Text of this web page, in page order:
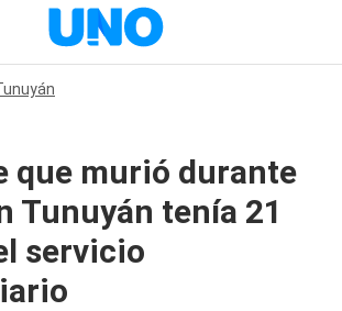
que murió durante
Tunuyán tenía 21
servicio